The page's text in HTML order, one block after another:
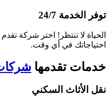
توفر الخدمة 24/7
الحياة لا تنتظر! اختر شركة
احتياجاتك في أي وقت.
خدمات تقدمها
نقل الأثاث السكني